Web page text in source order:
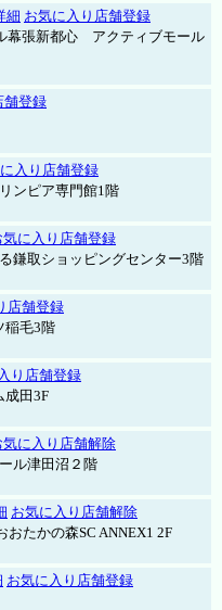
細 お気に入り店舗登録
幕張新都心 アクティブモール
舗登録
入り店舗登録
ンピア専門館1階
気に入り店舗登録
鎌取ショッピングセンター3階
店舗登録
稲毛3階
り店舗登録
田3F
気に入り店舗解除
ル津田沼２階
お気に入り店舗解除
たかの森SC ANNEX1 2F
お気に入り店舗登録